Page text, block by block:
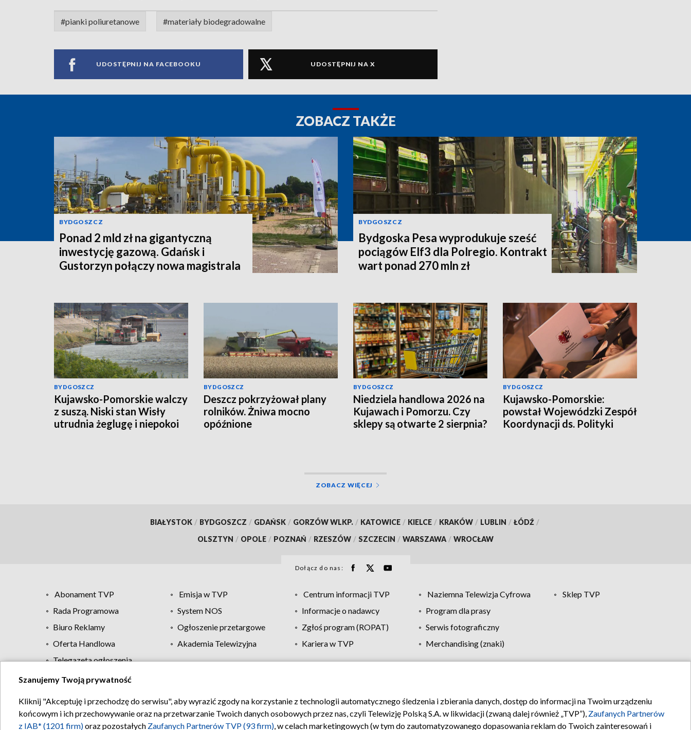
#pianki poliuretanowe #materiały biodegradowalne
UDOSTĘPNIJ NA FACEBOOKU UDOSTĘPNIJ NA X
ZOBACZ TAKŻE
BYDGOSZCZ
Ponad 2 mld zł na gigantyczną
inwestycję gazową. Gdańsk i
Gustorzyn połączy nowa magistrala
BYDGOSZCZ
Bydgoska Pesa wyprodukuje sześć
pociągów Elf3 dla Polregio. Kontrakt
wart ponad 270 mln zł
BYDGOSZCZ
Kujawsko-Pomorskie walczy
z suszą. Niski stan Wisły
utrudnia żeglugę i niepokoi
BYDGOSZCZ
Deszcz pokrzyżował plany
rolników. Żniwa mocno
opóźnione
BYDGOSZCZ
Niedziela handlowa 2026 na
Kujawach i Pomorzu. Czy
sklepy są otwarte 2 sierpnia?
BYDGOSZCZ
Kujawsko-Pomorskie:
powstał Wojewódzki Zespół
Koordynacji ds. Polityki
ZOBACZ WIĘCEJ
BIAŁYSTOK / BYDGOSZCZ / GDAŃSK / GORZÓW WLKP. / KATOWICE / KIELCE / KRAKÓW / LUBLIN / ŁÓDŹ /
OLSZTYN / OPOLE / POZNAŃ / RZESZÓW / SZCZECIN / WARSZAWA / WROCŁAW
Dołącz do nas:
Abonament TVP Emisja w TVP Centrum informacji TVP Naziemna Telewizja Cyfrowa
Sklep TVP
Rada Programowa
System NOS Informacje o nadawcy
Program dla prasy
Biuro Reklamy
Ogłoszenie przetargowe Zgłoś program (ROPAT)
Serwis fotograficzny
Oferta Handlowa
Akademia Telewizyjna Kariera w TVP
Merchandising (znaki)
Telegazeta ogłoszenia
Regulamin TVP Polityka prywatności Moje zgody Pomoc Biuro reklamy Kontakt
Szanujemy Twoją prywatność
Kliknij "Akceptuję i przechodzę do serwisu", aby wyrazić zgody na korzystanie z technologii automatycznego śledzenia i zbierania danych, dostęp do informacji na Twoim urządzeniu
końcowym i ich przechowywanie oraz na przetwarzanie Twoich danych osobowych przez nas, czyli Telewizję Polską S.A. w likwidacji (zwaną dalej również „TVP”), Zaufanych Partnerów
z IAB* (1201 firm)oraz pozostałych Zaufanych Partnerów TVP (93 firm), w celach marketingowych (w tym do zautomatyzowanego dopasowania reklam do Twoich zainteresowań i